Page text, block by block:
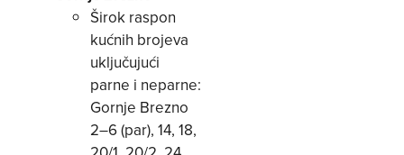
Širok raspon
kućnih brojeva
uključujući
parne i neparne:
Gornje Brezno
2–6 (par), 14, 18,